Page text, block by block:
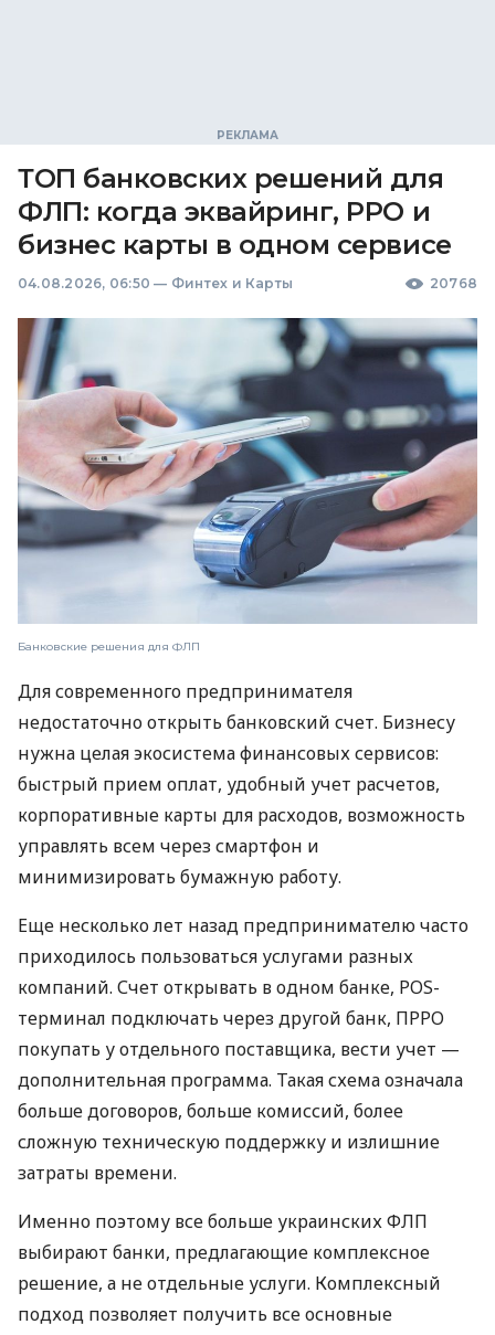
ТОП банковских решений для
ФЛП: когда эквайринг, РРО и
бизнес карты в одном сервисе
04.08.2026, 06:50 — Финтех и Карты 20768
Банковские решения для ФЛП
Для современного предпринимателя
недостаточно открыть банковский счет. Бизнесу
нужна целая экосистема финансовых сервисов:
быстрый прием оплат, удобный учет расчетов,
корпоративные карты для расходов, возможность
управлять всем через смартфон и
минимизировать бумажную работу.
Еще несколько лет назад предпринимателю часто
приходилось пользоваться услугами разных
компаний. Счет открывать в одном банке, POS-
терминал подключать через другой банк, ПРРО
покупать у отдельного поставщика, вести учет —
дополнительная программа. Такая схема означала
больше договоров, больше комиссий, более
сложную техническую поддержку и излишние
затраты времени.
Именно поэтому все больше украинских ФЛП
выбирают банки, предлагающие комплексное
решение, а не отдельные услуги. Комплексный
подход позволяет получить все основные